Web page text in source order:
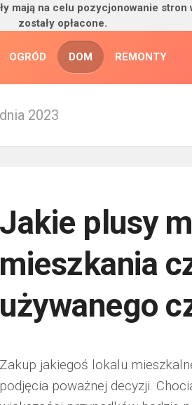
mają na celu pozycjonowanie
zostały opłacone.
OGRÓD DOM REMONTY
2023
Jakie plusy
mieszkania
używanego
Zakup jakiegoś lokalu
podjęcia poważnej decyzji.